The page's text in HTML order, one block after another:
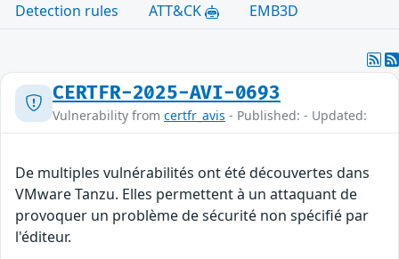
Detection rules
ATT&CK EMB3D
CERTFR-2025-AVI-0693
Vulnerability from certfr_avis - Published: - Updated:
De multiples vulnérabilités ont été découvertes dans
VMware Tanzu. Elles permettent à un attaquant de
provoquer un problème de sécurité non spécifié par
l'éditeur.